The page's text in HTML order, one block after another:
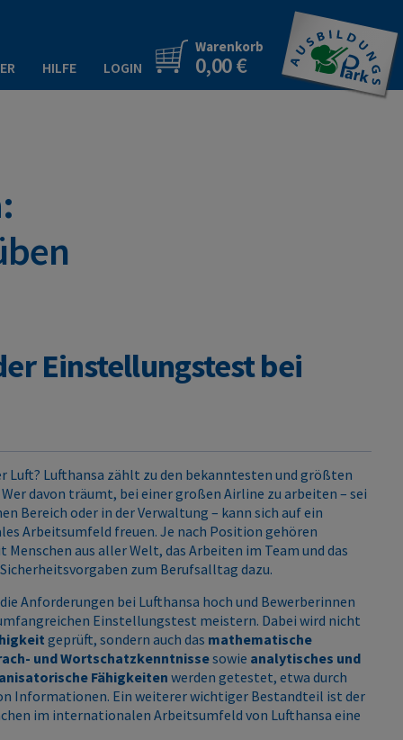
HILFE LOGIN
Warenkorb
0,00 €
Einstellungstest bei
Luft? Lufthansa zählt zu den bekanntesten und größten
davon träumt, bei einer großen Airline zu arbeiten – sei
Bereich oder in der Verwaltung – kann sich auf ein
Arbeitsumfeld freuen. Je nach Position gehören
aus aller Welt, das Arbeiten im Team und das
zum Berufsalltag dazu.
Anforderungen bei Lufthansa hoch und Bewerberinnen
Einstellungstest meistern. Dabei wird nicht
geprüft, sondern auch das mathematische
und Wortschatzkenntnissesowie analytisches und
Fähigkeiten werden getestet, etwa durch
Informationen. Ein weiterer wichtiger Bestandteil ist der
im internationalen Arbeitsumfeld von Lufthansa eine